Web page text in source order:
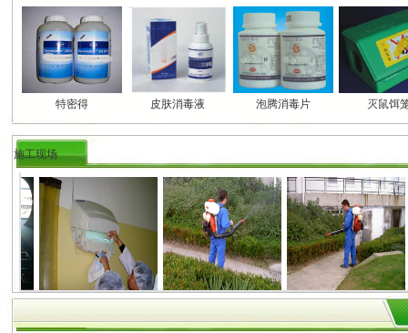
特密得 皮肤消毒液 泡腾消毒片 灭鼠饵
施工现场